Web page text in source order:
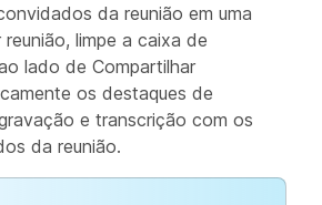
da reunião em uma
reunião, limpe a caixa de
lado de Compartilhar
os destaques de
e transcrição com os
da reunião.